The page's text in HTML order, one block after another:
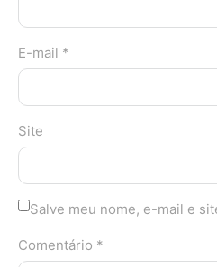
E-mail *
Site
Salve meu nome, e-mail e
Comentário *